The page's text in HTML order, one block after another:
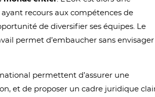
recours aux compétences de
de diversifier ses équipes. Le
permet d’embaucher sans envisager
permettent d’assurer une
et de proposer un cadre juridique